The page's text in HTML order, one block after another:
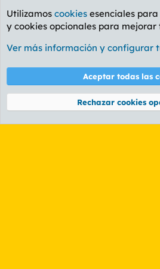
La Whiskería
Cookies
PL OLDSTYLE
Términos y reglas
Community platform by XenForo® © 2010-2026
Utilizamos cookies esenciales
y cookies opcionales para mejorar
Ver más información y configurar
Aceptar todas las
Rechazar cookies